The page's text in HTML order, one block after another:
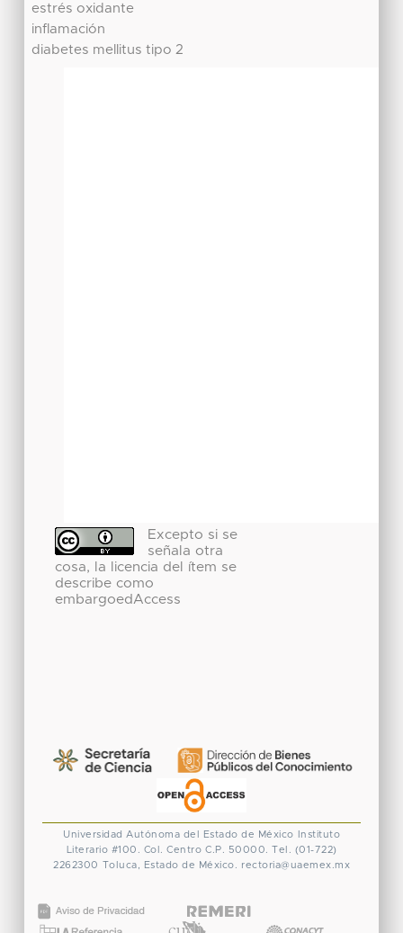
estrés oxidante
inflamación
diabetes mellitus tipo 2
Excepto si se
señala otra
cosa, la licencia del ítem se
describe como
embargoedAccess
Universidad Autónoma del Estado de México
Instituto
Literario #100. Col. Centro C.P. 50000. Tel. (01-722)
2262300 Toluca, Estado de México. rectoria@uaemex.mx